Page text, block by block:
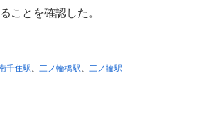
ことを確認した。
千住駅、 三ノ輪橋駅、 三ノ輪駅